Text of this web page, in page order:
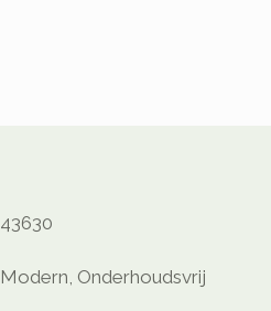
43630
Modern, Onderhoudsvrij